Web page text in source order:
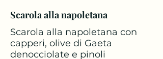
Scarola alla napoletana
Scarola alla napoletana con
capperi, olive di Gaeta
denocciolate e pinoli